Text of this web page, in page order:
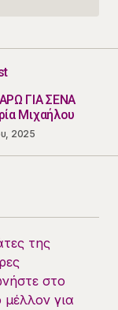
ΓΙΑ ΣΕΝΑ
Μιχαήλου
2025
της
στο
μέλλον για